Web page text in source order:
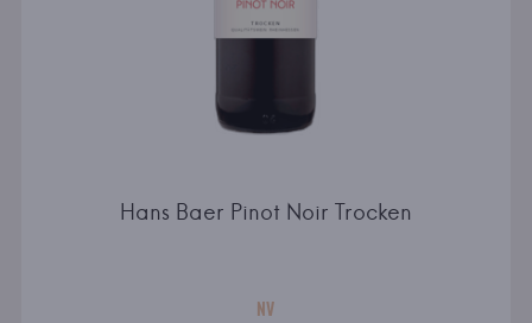
Hans Baer Pinot Noir Trocken
NV